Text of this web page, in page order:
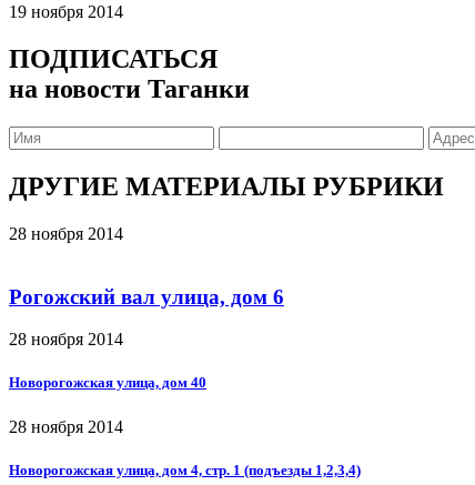
19 ноября 2014
ПОДПИСАТЬСЯ
на новости Таганки
ДРУГИЕ МАТЕРИАЛЫ РУБРИКИ
28 ноября 2014
Рогожский вал улица, дом 6
28 ноября 2014
Новорогожская улица, дом 40
28 ноября 2014
Новорогожская улица, дом 4, стр. 1 (подъезды 1,2,3,4)